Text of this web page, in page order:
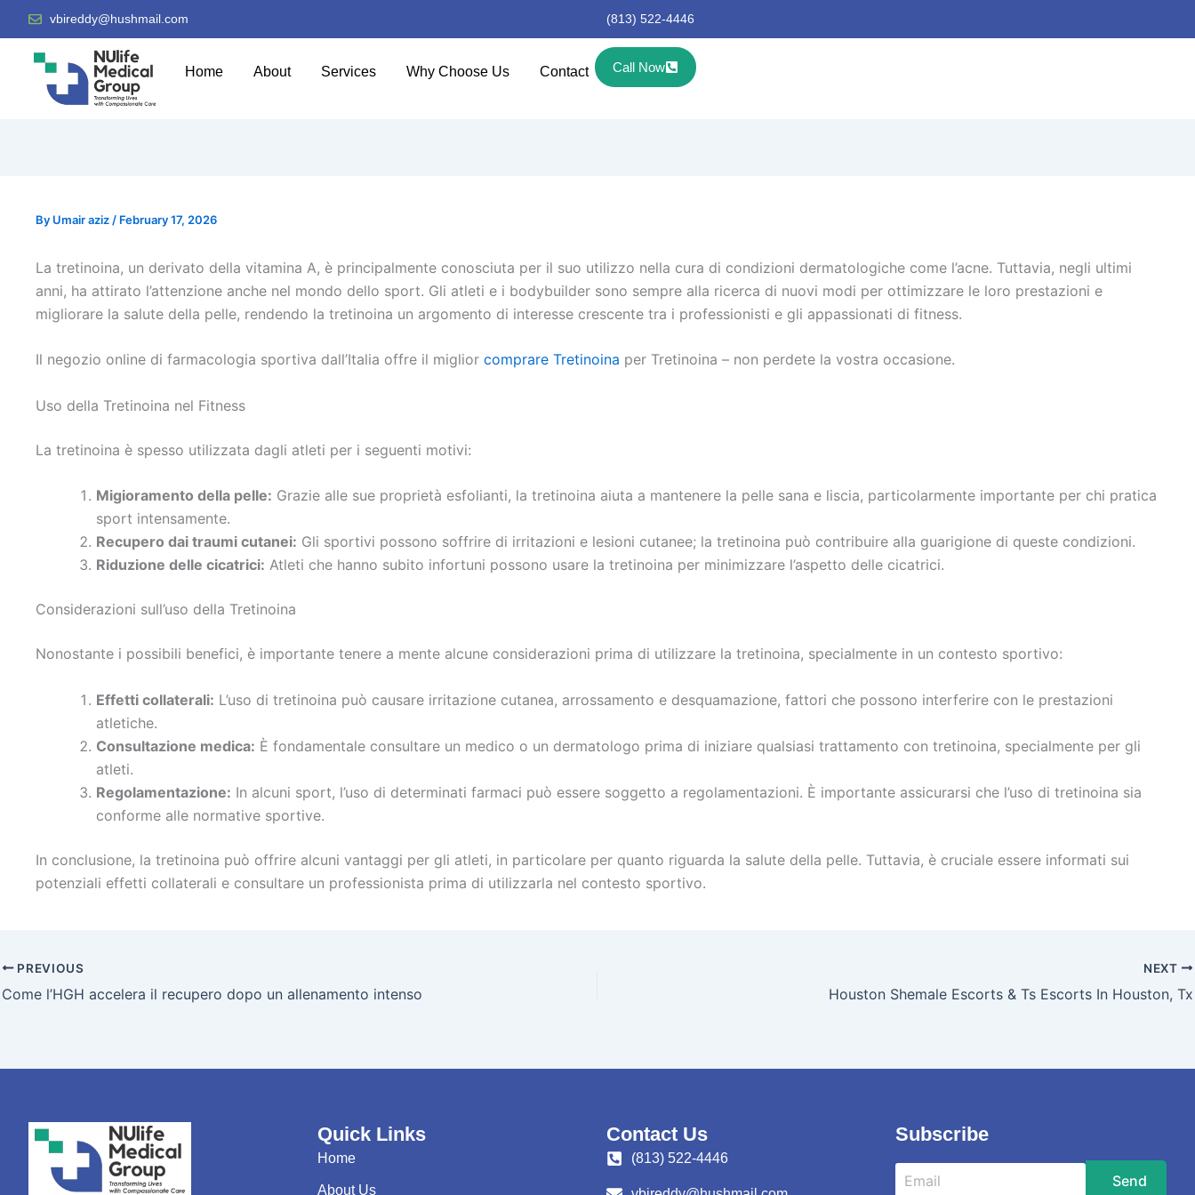
vbireddy@hushmail.com (813) 522-4446
Home About Services Why Choose Us Contact Call Now
By Umair aziz / February 17, 2026
La tretinoina, un derivato della vitamina A, è principalmente conosciuta per il suo utilizzo nella cura di condizioni dermatologiche come l’acne. Tuttavia, negli ultimi
anni, ha attirato l’attenzione anche nel mondo dello sport. Gli atleti e i bodybuilder sono sempre alla ricerca di nuovi modi per ottimizzare le loro prestazioni e
migliorare la salute della pelle, rendendo la tretinoina un argomento di interesse crescente tra i professionisti e gli appassionati di fitness.
Il negozio online di farmacologia sportiva dall’Italia offre il miglior comprare Tretinoina per Tretinoina – non perdete la vostra occasione.
Uso della Tretinoina nel Fitness
La tretinoina è spesso utilizzata dagli atleti per i seguenti motivi:
Migioramento della pelle: Grazie alle sue proprietà esfolianti, la tretinoina aiuta a mantenere la pelle sana e liscia, particolarmente importante per chi pratica
sport intensamente.
Recupero dai traumi cutanei: Gli sportivi possono soffrire di irritazioni e lesioni cutanee; la tretinoina può contribuire alla guarigione di queste condizioni.
Riduzione delle cicatrici: Atleti che hanno subito infortuni possono usare la tretinoina per minimizzare l’aspetto delle cicatrici.
Considerazioni sull’uso della Tretinoina
Nonostante i possibili benefici, è importante tenere a mente alcune considerazioni prima di utilizzare la tretinoina, specialmente in un contesto sportivo:
Effetti collaterali: L’uso di tretinoina può causare irritazione cutanea, arrossamento e desquamazione, fattori che possono interferire con le prestazioni
atletiche.
Consultazione medica: È fondamentale consultare un medico o un dermatologo prima di iniziare qualsiasi trattamento con tretinoina, specialmente per gli
atleti.
Regolamentazione: In alcuni sport, l’uso di determinati farmaci può essere soggetto a regolamentazioni. È importante assicurarsi che l’uso di tretinoina sia
conforme alle normative sportive.
In conclusione, la tretinoina può offrire alcuni vantaggi per gli atleti, in particolare per quanto riguarda la salute della pelle. Tuttavia, è cruciale essere informati sui
potenziali effetti collaterali e consultare un professionista prima di utilizzarla nel contesto sportivo.
PREVIOUS
Come l’HGH accelera il recupero dopo un allenamento intenso
NEXT
Houston Shemale Escorts & Ts Escorts In Houston, Tx
Quick Links
Home
About Us
Contact Us
(813) 522-4446
Subscribe
Send